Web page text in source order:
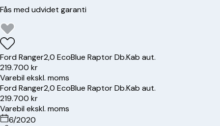
Fås med udvidet garanti
FordRanger2,0 EcoBlue Raptor Db.Kab aut.
219.700 kr
Varebil ekskl. moms
FordRanger2,0 EcoBlue Raptor Db.Kab aut.
219.700 kr
Varebil ekskl. moms
6/2020